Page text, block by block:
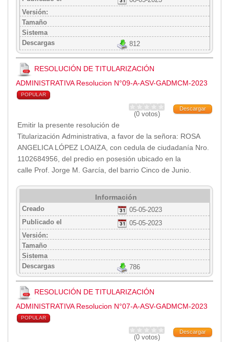
Versión:
Tamaño
Sistema
Descargas
812
RESOLUCIÓN DE TITULARIZACIÓN
ADMINISTRATIVA Resolucion N°09-A-ASV-GADMCM-2023
POPULAR
Descargar
(0 votos)
Emitir la presente resolución de
Titularización Administrativa, a favor de la señora: ROSA
ANGELICA LÓPEZ LOAIZA, con cedula de ciudadanía Nro.
1102684956, del predio en posesión ubicado en la
calle Prof. Jorge M. García, del barrio Cinco de Junio.
Información
Creado
05-05-2023
Publicado el
05-05-2023
Versión:
Tamaño
Sistema
Descargas
786
RESOLUCIÓN DE TITULARIZACIÓN
ADMINISTRATIVA Resolucion N°07-A-ASV-GADMCM-2023
POPULAR
Descargar
(0 votos)